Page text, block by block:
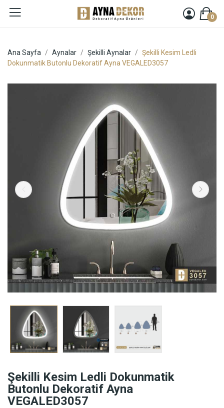
0
Ana Sayfa Aynalar Şekilli Aynalar
Şekilli Kesim Ledli
Dokunmatik Butonlu Dekoratif Ayna VEGALED3057
Şekilli Kesim Ledli Dokunmatik
Butonlu Dekoratif Ayna
VEGALED3057